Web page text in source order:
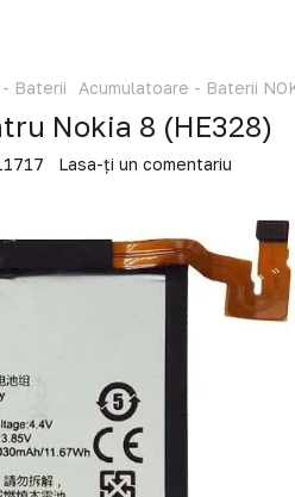
Baterii Acumulatoare - Baterii
Nokia 8 (HE328)
Lasa-ți un comentariu